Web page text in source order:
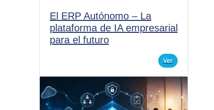
El ERP Autónomo – La
plataforma de IA empresarial
para el futuro
Ver